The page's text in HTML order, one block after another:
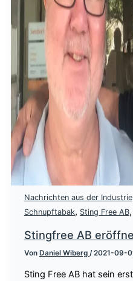
Nachrichten aus der Industrie
Schnupftabak, Sting Free AB,
Stingfree AB
Von Daniel Wiberg /2021-09-
Sting Free AB hat sein